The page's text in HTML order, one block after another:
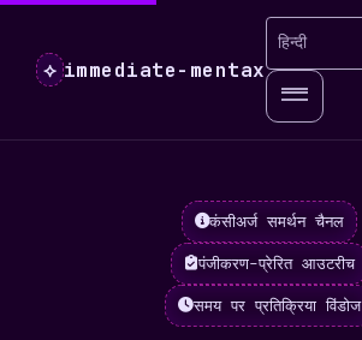
⟡ immediate-mentax
कंसीअर्ज समर्थन चैनल
पंजीकरण-प्रेरित आउटरीच
समय पर प्रतिक्रिया विंडोज